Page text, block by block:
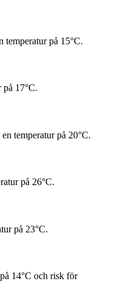
temperatur på 15°C.
på 17°C.
temperatur på 20°C.
på 26°C.
på 23°C.
14°C och risk för